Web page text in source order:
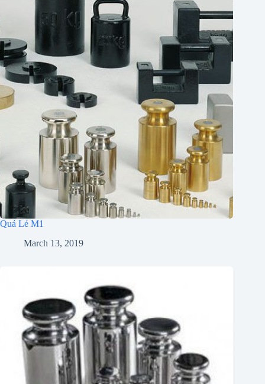
Quả Lẻ M1
March 13, 2019